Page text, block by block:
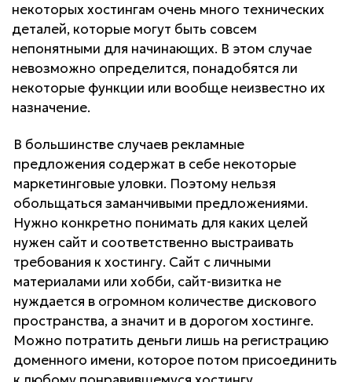
некоторых хостингам очень много технических
деталей, которые могут быть совсем
непонятными для начинающих. В этом случае
невозможно определится, понадобятся ли
некоторые функции или вообще неизвестно их
назначение.
В большинстве случаев рекламные
предложения содержат в себе некоторые
маркетинговые уловки. Поэтому нельзя
обольщаться заманчивыми предложениями.
Нужно конкретно понимать для каких целей
нужен сайт и соответственно выстраивать
требования к хостингу. Сайт с личными
материалами или хобби, сайт-визитка не
нуждается в огромном количестве дискового
пространства, а значит и в дорогом хостинге.
Можно потратить деньги лишь на регистрацию
доменного имени, которое потом присоединить